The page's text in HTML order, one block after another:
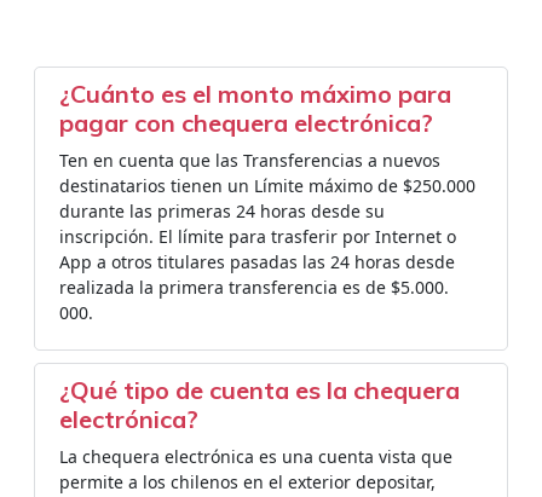
¿Cuánto es el monto máximo para
pagar con chequera electrónica?
Ten en cuenta que las Transferencias a nuevos
destinatarios tienen un Límite máximo de $250.000
durante las primeras 24 horas desde su
inscripción. El límite para trasferir por Internet o
App a otros titulares pasadas las 24 horas desde
realizada la primera transferencia es de $5.000.
000.
¿Qué tipo de cuenta es la chequera
electrónica?
La chequera electrónica es una cuenta vista que
permite a los chilenos en el exterior depositar,